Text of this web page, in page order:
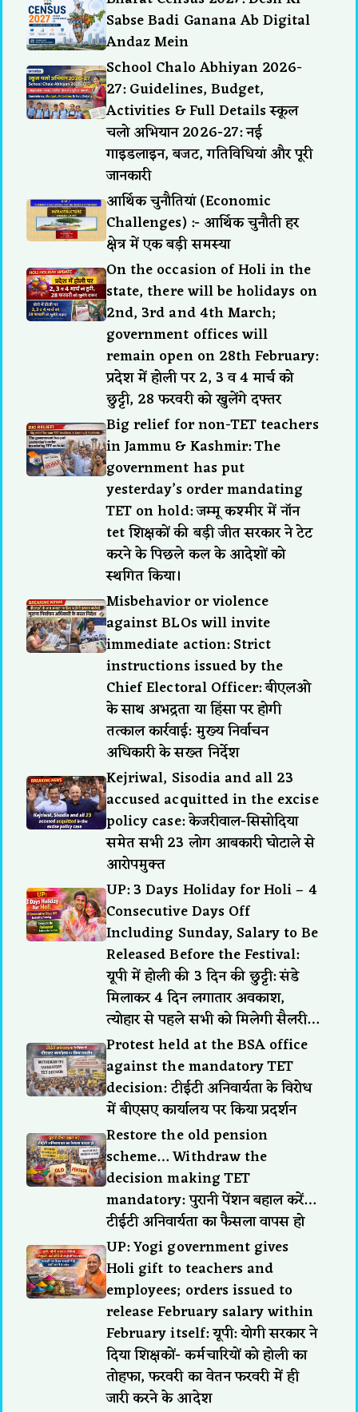
Sabse Badi Ganana Ab Digital
Andaz Mein
School Chalo Abhiyan 2026-
27: Guidelines, Budget,
Activities & Full Details स्कूल
चलो अभियान 2026-27: नई
गाइडलाइन, बजट, गतिविधियां और पूरी
जानकारी
आर्थिक चुनौतियां (Economic
Challenges) :- आर्थिक चुनौती हर
क्षेत्र में एक बड़ी समस्या
On the occasion of Holi in the
state, there will be holidays on
2nd, 3rd and 4th March;
government offices will
remain open on 28th February:
प्रदेश में होली पर 2, 3 व 4 मार्च को
छुट्टी, 28 फरवरी को खुलेंगे दफ्तर
Big relief for non-TET teachers
in Jammu & Kashmir: The
government has put
yesterday’s order mandating
TET on hold: जम्मू कश्मीर में नॉन
tet शिक्षकों की बड़ी जीत सरकार ने टेट
करने के पिछले कल के आदेशों को
स्थगित किया।
Misbehavior or violence
against BLOs will invite
immediate action: Strict
instructions issued by the
Chief Electoral Officer: बीएलओ
के साथ अभद्रता या हिंसा पर होगी
तत्काल कार्रवाई: मुख्य निर्वाचन
अधिकारी के सख्त निर्देश
Kejriwal, Sisodia and all 23
accused acquitted in the excise
policy case: केजरीवाल-सिसोदिया
समेत सभी 23 लोग आबकारी घोटाले से
आरोपमुक्त
UP: 3 Days Holiday for Holi – 4
Consecutive Days Off
Including Sunday, Salary to Be
Released Before the Festival:
यूपी में होली की 3 दिन की छुट्टी: संडे
मिलाकर 4 दिन लगातार अवकाश,
त्योहार से पहले सभी को मिलेगी सैलरी…
Protest held at the BSA office
against the mandatory TET
decision: टीईटी अनिवार्यता के विरोध
में बीएसए कार्यालय पर किया प्रदर्शन
Restore the old pension
scheme… Withdraw the
decision making TET
mandatory: पुरानी पेंशन बहाल करें…
टीईटी अनिवार्यता का फैसला वापस हो
UP: Yogi government gives
Holi gift to teachers and
employees; orders issued to
release February salary within
February itself: यूपी: योगी सरकार ने
दिया शिक्षकों- कर्मचारियों को होली का
तोहफा, फरवरी का वेतन फरवरी में ही
जारी करने के आदेश